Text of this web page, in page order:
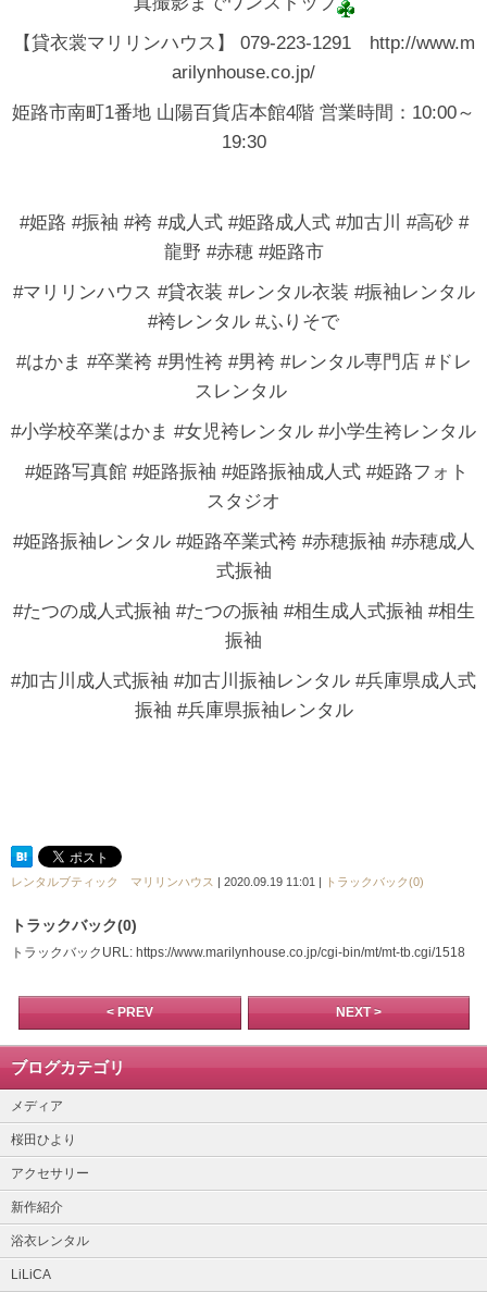
【貸衣裳マリリンハウス】 079-223-1291 http://www.m
arilynhouse.co.jp/
姫路市南町1番地 山陽百貨店本館4階 営業時間：10:00～
19:30
#姫路 #振袖 #袴 #成人式 #姫路成人式 #加古川 #高砂 #
龍野 #赤穂 #姫路市
#マリリンハウス #貸衣装 #レンタル衣装 #振袖レンタル
#袴レンタル #ふりそで
#はかま #卒業袴 #男性袴 #男袴 #レンタル専門店 #ドレ
スレンタル
#小学校卒業はかま #女児袴レンタル #小学生袴レンタル
#姫路写真館 #姫路振袖 #姫路振袖成人式 #姫路フォト
スタジオ
#姫路振袖レンタル #姫路卒業式袴 #赤穂振袖 #赤穂成人
式振袖
#たつの成人式振袖 #たつの振袖 #相生成人式振袖 #相生
振袖
#加古川成人式振袖 #加古川振袖レンタル #兵庫県成人式
振袖 #兵庫県振袖レンタル
レンタルブティック マリリンハウス | 2020.09.19 11:01 | トラックバック(0)
トラックバック(0)
トラックバックURL: https://www.marilynhouse.co.jp/cgi-bin/mt/mt-tb.cgi/1518
< PREV NEXT >
ブログカテゴリ
メディア
桜田ひより
アクセサリー
新作紹介
浴衣レンタル
LiLiCA